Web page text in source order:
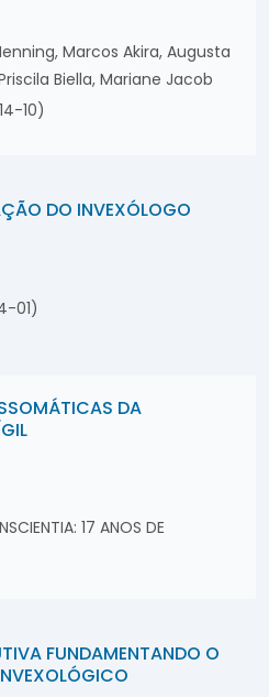
Marcos Akira, Augusta
Biella, Mariane Jacob
10)
DO INVEXÓLOGO
01)
DA
17 ANOS DE
FUNDAMENTANDO O